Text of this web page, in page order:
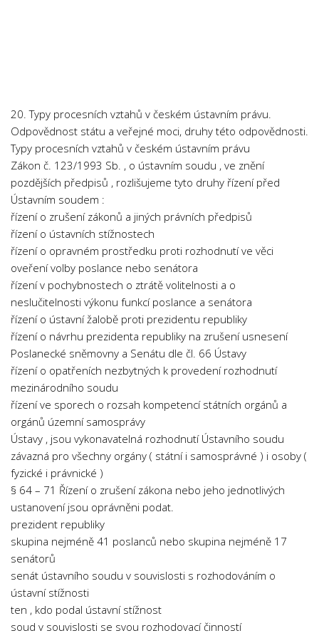
Fyzika
Informatika
Jazyky
Management
Marketing
Němčina
Občanská nauka
Pedagogika
Psychologie a Sociologie
Společenské vědy
Technika
Účetnictví
Zdravotnictví
Zeměpis
Novinky
20. Typy procesních vztahů v českém ústavním právu.
Odpovědnost státu a veřejné moci, druhy této odpovědnosti.
Typy procesních vztahů v českém ústavním právu
Zákon č. 123/1993 Sb. , o ústavním soudu , ve znění
pozdějších předpisů , rozlišujeme tyto druhy řízení před
Ústavním soudem :
řízení o zrušení zákonů a jiných právních předpisů
řízení o ústavních stížnostech
řízení o opravném prostředku proti rozhodnutí ve věci
oveření volby poslance nebo senátora
řízení v pochybnostech o ztrátě volitelnosti a o
neslučitelnosti výkonu funkcí poslance a senátora
řízení o ústavní žalobě proti prezidentu republiky
řízení o návrhu prezidenta republiky na zrušení usnesení
Poslanecké sněmovny a Senátu dle čl. 66 Ústavy
řízení o opatřeních nezbytných k provedení rozhodnutí
mezinárodního soudu
řízení ve sporech o rozsah kompetencí státních orgánů a
orgánů územní samosprávy
Ústavy , jsou vykonavatelná rozhodnutí Ústavního soudu
závazná pro všechny orgány ( státní i samosprávné ) i osoby (
fyzické i právnické )
§ 64 – 71 Řízení o zrušení zákona nebo jeho jednotlivých
ustanovení jsou oprávněni podat.
prezident republiky
skupina nejméně 41 poslanců nebo skupina nejméně 17
senátorů
senát ústavního soudu v souvislosti s rozhodováním o
ústavní stížnosti
ten , kdo podal ústavní stížnost
soud v souvislosti se svou rozhodovací činností